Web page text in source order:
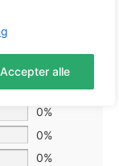
Accepter alle
0%
0%
0%
0%